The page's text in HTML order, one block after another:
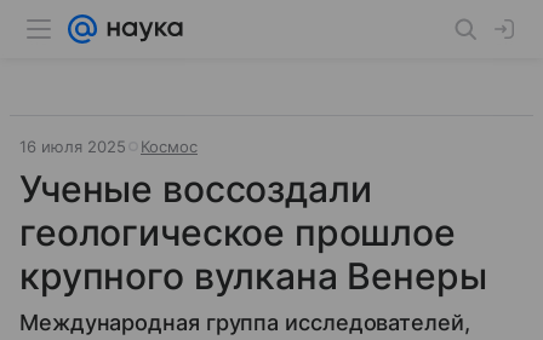
16 июля 2025 Космос
Ученые воссоздали
геологическое прошлое
крупного вулкана Венеры
Международная группа исследователей,